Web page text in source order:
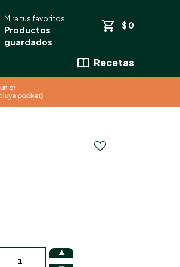
Recetas
$ 0
